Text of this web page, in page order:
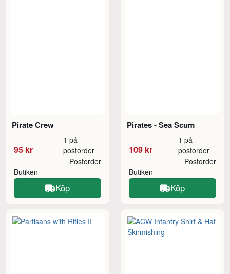
Pirate Crew
95 kr
1 på
postorder
Butiken
Postorder
Köp
Pirates - Sea Scum
109 kr
1 på
postorder
Butiken
Postorder
Köp